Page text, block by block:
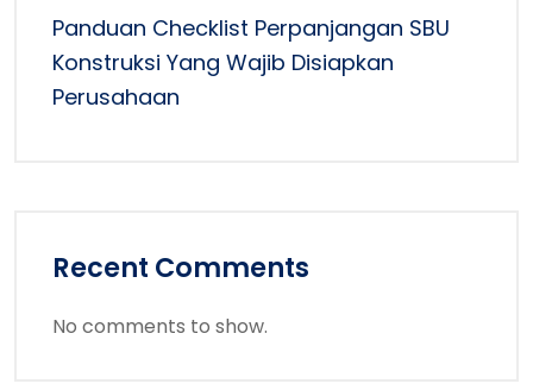
Panduan Checklist Perpanjangan SBU
Konstruksi Yang Wajib Disiapkan
Perusahaan
Recent Comments
No comments to show.